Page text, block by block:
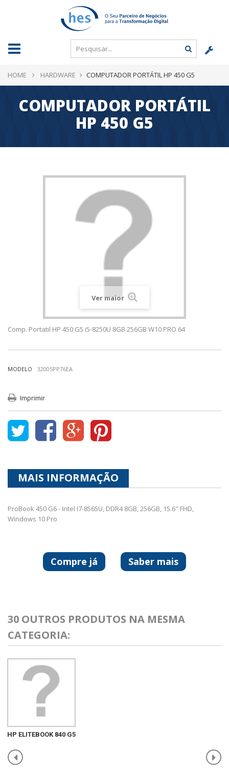
HOME HARDWARE COMPUTADOR PORTÁTIL HP 450 G5
COMPUTADOR PORTÁTIL
HP 450 G5
Ver maior
Comp. Portatil HP 450 G5 i5-8250U 8GB 256GB W10 PRO 64
MODELO 32005PP76EA
Imprimir
MAIS INFORMAÇÃO
ProBook 450 G6 - Intel I7-8565U, DDR4 8GB, 256GB, 15.6" FHD,
Windows 10 Pro
Saber mais
Compre já
30 OUTROS PRODUTOS NA MESMA
CATEGORIA:
HP ELITEBOOK 840 G5